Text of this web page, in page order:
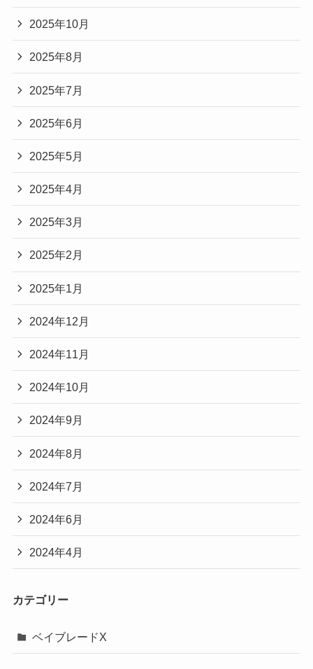
2025年10月
2025年8月
2025年7月
2025年6月
2025年5月
2025年4月
2025年3月
2025年2月
2025年1月
2024年12月
2024年11月
2024年10月
2024年9月
2024年8月
2024年7月
2024年6月
2024年4月
カテゴリー
ベイブレードX